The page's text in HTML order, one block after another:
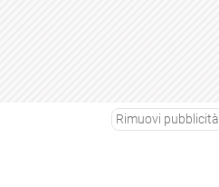
Rimuovi pubblicità